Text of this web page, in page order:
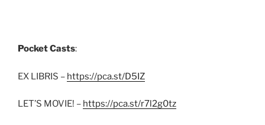
Pocket Casts:
EX LIBRIS – https://pca.st/D5IZ
LET’S MOVIE! – https://pca.st/r7l2g0tz